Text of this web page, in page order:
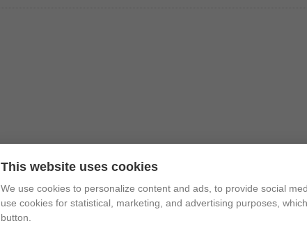
This website uses cookies
We use cookies to personalize content and ads, to provide social
use cookies for statistical, marketing, and advertising purposes,
button.